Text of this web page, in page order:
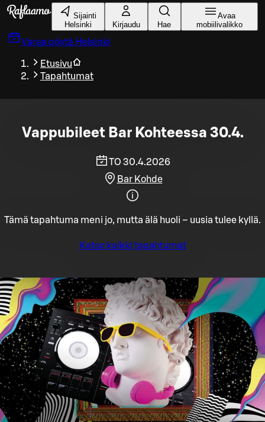
Siirry pääsisältöön
Sijainti
Helsinki
Kirjaudu Hae
Avaa
mobiilivalikko
Varaa pöytä Helsinki
Etusivu
Tapahtumat
Vappubileet Bar Kohteessa 30.4.
TO 30.4.2026
Bar Kohde
Tämä tapahtuma meni jo, mutta älä huoli – uusia tulee kyllä.
Katso kaikki tapahtumat